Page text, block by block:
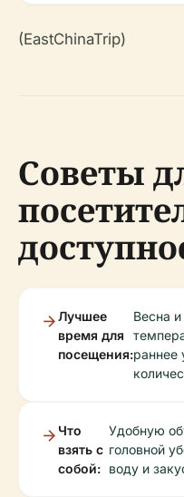
(EastChinaTrip)
Советы
Лучшее
время для
посещения:
Весна
раннее
Что
взять с
собой:
Удобную
головной
воду и